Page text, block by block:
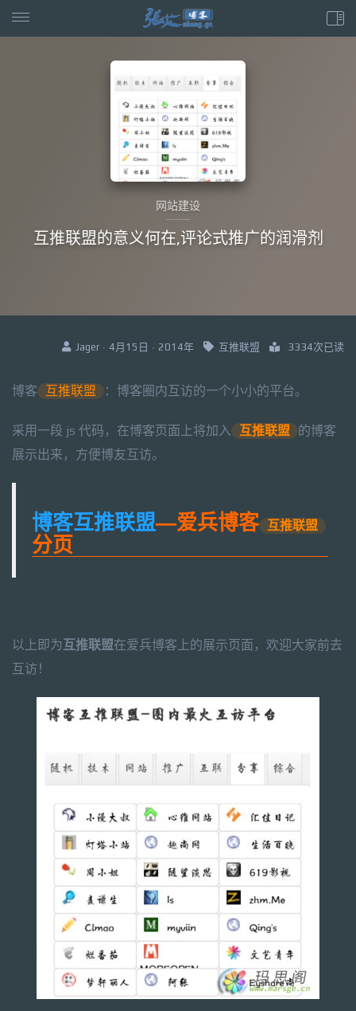
网站建设
互推联盟的意义何在,评论式推广的润滑剂
Jager · 4月15日 · 2014年 互推联盟 3334次已读
博客 互推联盟 ：博客圈内互访的一个小小的平台。
采用一段 js 代码，在博客页面上将加入 互推联盟 的博客
展示出来，方便博友互访。
博客互推联盟—爱兵博客 互推联盟
分页
以上即为互推联盟在爱兵博客上的展示页面，欢迎大家前去
互访！